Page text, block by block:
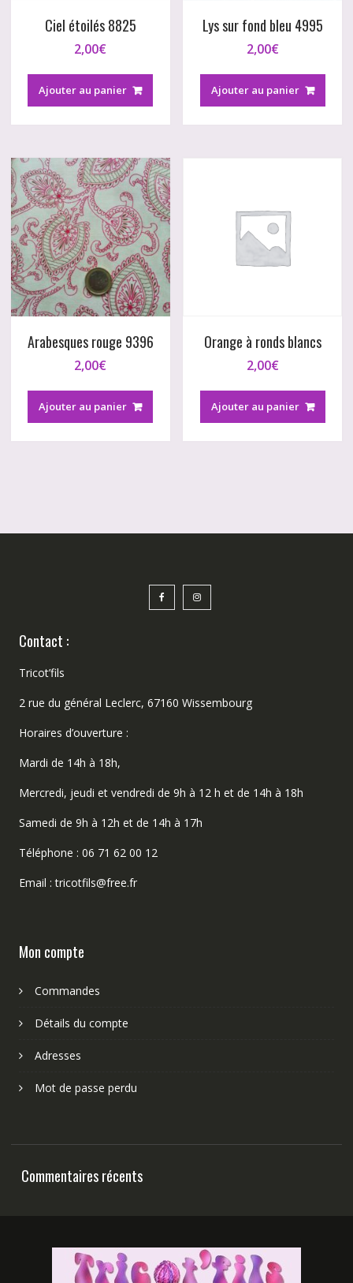
Ciel étoilés 8825
2,00€
Ajouter au panier
Lys sur fond bleu 4995
2,00€
Ajouter au panier
Arabesques rouge 9396
2,00€
Ajouter au panier
Orange à ronds blancs
2,00€
Ajouter au panier
Contact :
Tricot’fils
2 rue du général Leclerc, 67160 Wissembourg
Horaires d’ouverture :
Mardi de 14h à 18h,
Mercredi, jeudi et vendredi de 9h à 12 h et de 14h à 18h
Samedi de 9h à 12h et de 14h à 17h
Téléphone : 06 71 62 00 12
Email : tricotfils@free.fr
Mon compte
Commandes
Détails du compte
Adresses
Mot de passe perdu
Commentaires récents